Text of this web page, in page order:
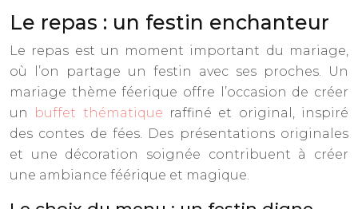
Le repas : un festin enchanteur
Le repas est un moment important du mariage,
où l’on partage un festin avec ses proches. Un
mariage thème féerique offre l’occasion de créer
un
buffet thématique raffiné et original, inspiré
des contes de fées. Des présentations originales
et une décoration soignée contribuent à créer
une ambiance féérique et magique.